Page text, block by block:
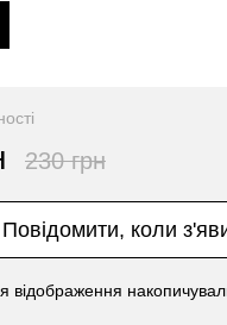
230 грн
Повідомити, коли
відображення